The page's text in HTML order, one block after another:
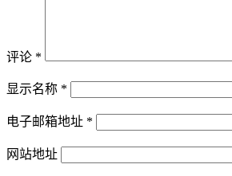
评论 *
显示名称 *
电子邮箱地址 *
网站地址